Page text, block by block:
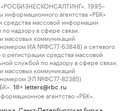
1995–
агентства «РБК»
средства массовой информации
надзору в сфере связи,
массовых коммуникаций
номером ИА №ФС77-63848) и сетевого
о регистрации средства массовой
службой по надзору в сфере связи,
массовых коммуникаций
номером ЭЛ №ФС77-82385)
18+ letters@rbc.ru
агентство «РБК».